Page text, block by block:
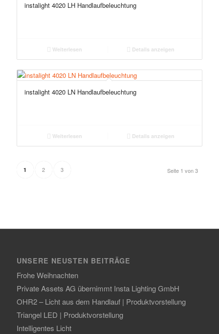
instalight 4020 LH Handlaufbeleuchtung
Weiterlesen Details anzeigen
instalight 4020 LN Handlaufbeleuchtung
Weiterlesen Details anzeigen
Seite 1 von 3
1 2 3
UNSERE NEUSTEN BEITRÄGE
Frohe Weihnachten
Private Assets AG übernimmt Insta Lighting GmbH
OHR2 – Licht aus dem Handlauf | Produktvorstellung
Triangel LED | Produktvorstellung
Intelligentes Licht